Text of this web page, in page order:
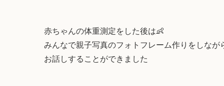
赤ちゃんの体重測定をした後は👶
みんなで親子写真のフォトフレーム作りをしなが
お話しすることができました